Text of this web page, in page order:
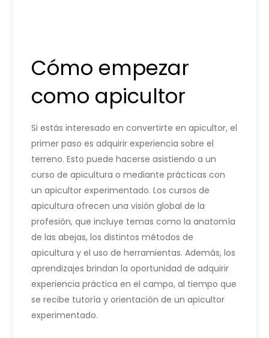
Cómo empezar
como apicultor
Si estás interesado en convertirte en apicultor, el
primer paso es adquirir experiencia sobre el
terreno. Esto puede hacerse asistiendo a un
curso de apicultura o mediante prácticas con
un apicultor experimentado. Los cursos de
apicultura ofrecen una visión global de la
profesión, que incluye temas como la anatomía
de las abejas, los distintos métodos de
apicultura y el uso de herramientas. Además, los
aprendizajes brindan la oportunidad de adquirir
experiencia práctica en el campo, al tiempo que
se recibe tutoría y orientación de un apicultor
experimentado.